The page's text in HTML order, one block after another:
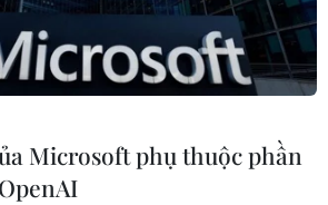
Xem thêm
Microsoft phụ thuộc phần